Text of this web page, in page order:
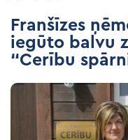
Franšīzes
iegūto balvu
“Cerību